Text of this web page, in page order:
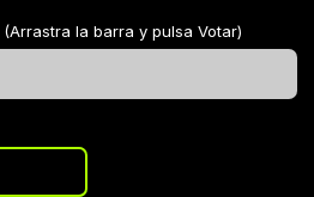
(Arrastra la barra y pulsa Votar)